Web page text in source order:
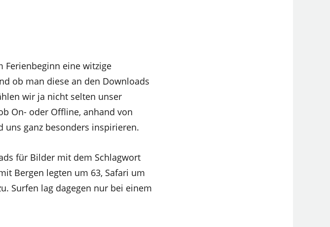
Ferienbeginn eine witzige
ob man diese an den Downloads
wir ja nicht selten unser
On- oder Offline, anhand von
uns ganz besonders inspirieren.
für Bilder mit dem Schlagwort
Bergen legten um 63, Safari um
Surfen lag dagegen nur bei einem